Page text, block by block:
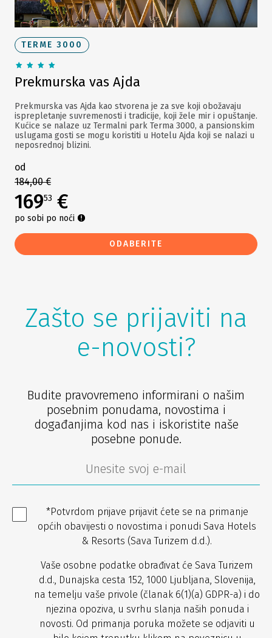
TERME 3000
Prekmurska vas Ajda
Prekmurska vas Ajda kao stvorena je za sve koji obožavaju
isprepletanje suvremenosti i tradicije, koji žele mir i opuštanje.
Kućice se nalaze uz Termalni park Terma 3000, a pansionskim
uslugama gosti se mogu koristiti u Hotelu Ajda koji se nalazi u
neposrednoj blizini.
od
184,00 €
16953 €
po sobi po noći
ODABERITE
Zašto se prijaviti na
e-novosti?
Budite pravovremeno informirani o našim
posebnim ponudama, novostima i
događanjima kod nas i iskoristite naše
posebne ponude.
*Potvrdom prijave prijavit ćete se na primanje
općih obavijesti o novostima i ponudi Sava Hotels
& Resorts (Sava Turizem d.d.).
Vaše osobne podatke obrađivat će Sava Turizem
d.d., Dunajska cesta 152, 1000 Ljubljana, Slovenija,
na temelju vaše privole (članak 6(1)(a) GDPR-a) i do
njezina opoziva, u svrhu slanja naših ponuda i
novosti. Od primanja poruka možete se odjaviti u